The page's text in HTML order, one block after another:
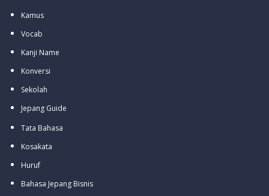
Kamus
Vocab
Kanji Name
Konversi
Sekolah
Jepang Guide
Tata Bahasa
Kosakata
Huruf
Bahasa Jepang Bisnis